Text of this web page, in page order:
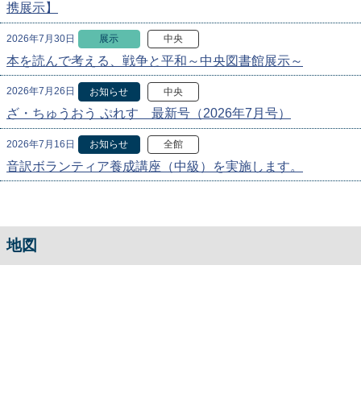
携展示】
2026年7月30日 展示 中央
本を読んで考える、戦争と平和～中央図書館展示～
2026年7月26日 お知らせ 中央
ざ・ちゅうおう ぷれす 最新号（2026年7月号）
2026年7月16日 お知らせ 全館
音訳ボランティア養成講座（中級）を実施します。
地図